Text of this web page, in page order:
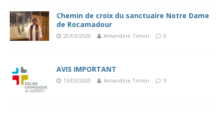
Chemin de croix du sanctuaire Notre Dame
de Rocamadour
20/03/2020 Amandine Timon 0
AVIS IMPORTANT
13/03/2020 Amandine Timon 0